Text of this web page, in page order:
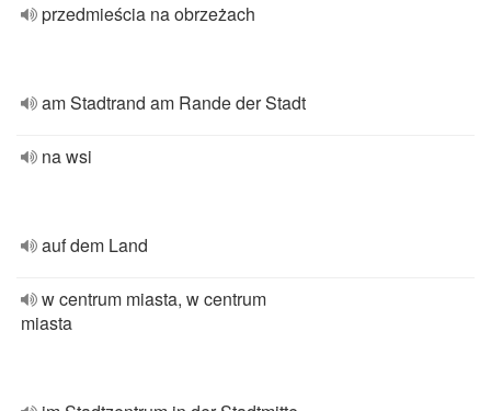
przedmieścia na obrzeżach
am Stadtrand am Rande der Stadt
na wsi
auf dem Land
w centrum miasta, w centrum
miasta